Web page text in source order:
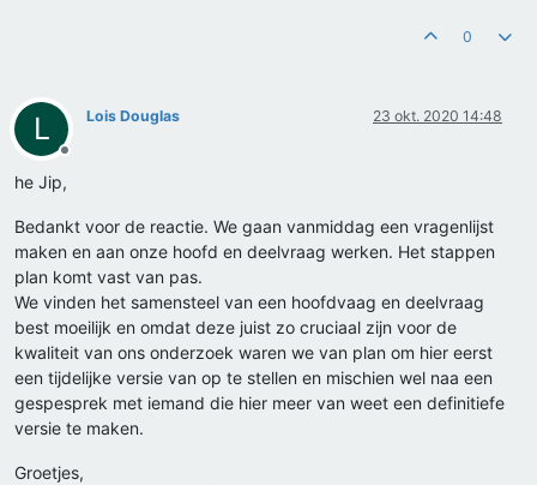
0
L
Offline
Lois Douglas 23 okt. 2020 14:48
he Jip,
Bedankt voor de reactie. We gaan vanmiddag een vragenlijst
maken en aan onze hoofd en deelvraag werken. Het stappen
plan komt vast van pas.
We vinden het samensteel van een hoofdvaag en deelvraag
best moeilijk en omdat deze juist zo cruciaal zijn voor de
kwaliteit van ons onderzoek waren we van plan om hier eerst
een tijdelijke versie van op te stellen en mischien wel naa een
gespesprek met iemand die hier meer van weet een definitiefe
versie te maken.
Groetjes,